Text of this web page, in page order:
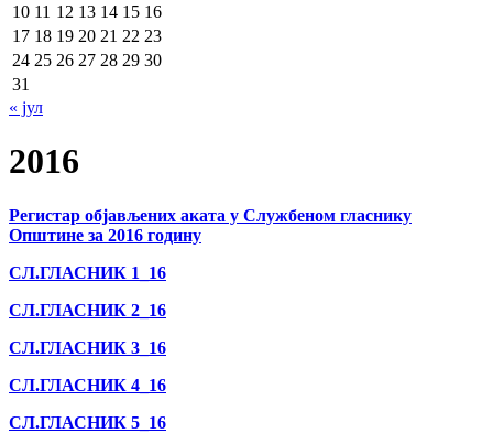
10 11 12 13 14 15 16
17 18 19 20 21 22 23
24 25 26 27 28 29 30
31
« јул
2016
Регистар објављених аката у Службеном гласнику
Општине за 2016 годину
СЛ.ГЛАСНИК 1_16
СЛ.ГЛАСНИК 2_16
СЛ.ГЛАСНИК 3_16
СЛ.ГЛАСНИК 4_16
СЛ.ГЛАСНИК 5_16